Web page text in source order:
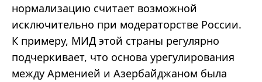
нормализацию считает возможной
исключительно при модераторстве России.
К примеру, МИД этой страны регулярно
подчеркивает, что основа урегулирования
между Арменией и Азербайджаном была